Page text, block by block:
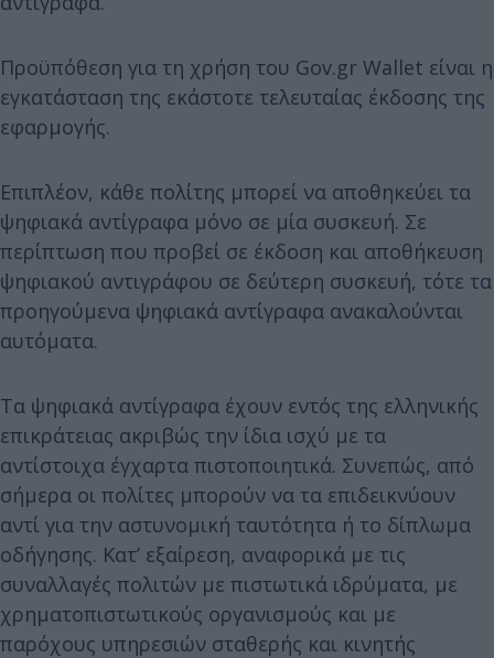
Προϋπόθεση για τη χρήση του Gov.gr Wallet είναι η
εγκατάσταση της εκάστοτε τελευταίας έκδοσης της
εφαρμογής.
Επιπλέον, κάθε πολίτης μπορεί να αποθηκεύει τα
ψηφιακά αντίγραφα μόνο σε μία συσκευή. Σε
περίπτωση που προβεί σε έκδοση και αποθήκευση
ψηφιακού αντιγράφου σε δεύτερη συσκευή, τότε τα
προηγούμενα ψηφιακά αντίγραφα ανακαλούνται
αυτόματα.
Τα ψηφιακά αντίγραφα έχουν εντός της ελληνικής
επικράτειας ακριβώς την ίδια ισχύ με τα
αντίστοιχα έγχαρτα πιστοποιητικά. Συνεπώς, από
σήμερα οι πολίτες μπορούν να τα επιδεικνύουν
αντί για την αστυνομική ταυτότητα ή το δίπλωμα
οδήγησης. Κατ’ εξαίρεση, αναφορικά με τις
συναλλαγές πολιτών με πιστωτικά ιδρύματα, με
χρηματοπιστωτικούς οργανισμούς και με
παρόχους υπηρεσιών σταθερής και κινητής